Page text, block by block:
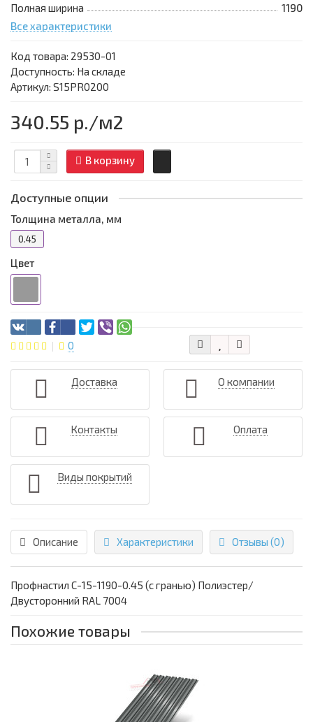
Полная ширина
1190
Все характеристики
Код товара: 29530-01
Доступность: На складе
Артикул: S15PR0200
340.55 р./м2
В корзину
Доступные опции
Толщина металла, мм
0.45
Цвет
0
Доставка О компании
Контакты Оплата
Виды покрытий
Описание Характеристики Отзывы (0)
Профнастил С-15-1190-0.45 (с гранью) Полиэстер/
Двусторонний RAL 7004
Похожие товары